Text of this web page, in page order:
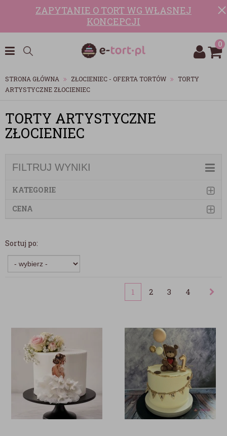
ZAPYTANIE O TORT WG WŁASNEJ
KONCEPCJI
0
STRONA GŁÓWNA ZŁOCIENIEC - OFERTA TORTÓW
TORTY
ARTYSTYCZNE ZŁOCIENIEC
TORTY ARTYSTYCZNE
ZŁOCIENIEC
FILTRUJ WYNIKI
KATEGORIE
CENA
Sortuj po:
1 2 3 4